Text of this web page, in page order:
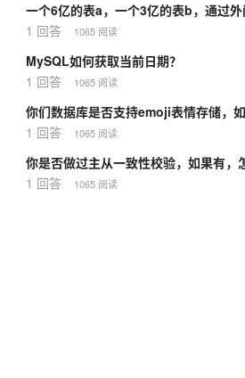
一个6亿的表a，一个3亿的表b，通过
1 回答
1065 阅读
MySQL如何获取当前日期？
1 回答
1065 阅读
你们数据库是否支持emoji表情存储，
1 回答
1065 阅读
你是否做过主从一致性校验，如果有
1 回答
1065 阅读